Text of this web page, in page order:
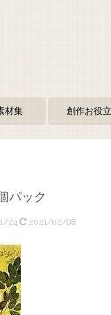
材集 創作お役
パック
24 2021/02/08